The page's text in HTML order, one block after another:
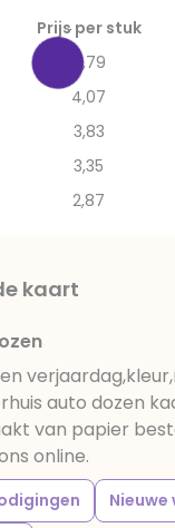
Prijs per stuk
4,79
4,07
3,83
3,35
2,87
kaart
auto dozen
van papier
online.
Nieuwe